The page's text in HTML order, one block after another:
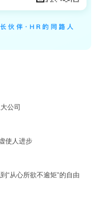
公司
使人进步
“从心所欲不逾矩”的自由